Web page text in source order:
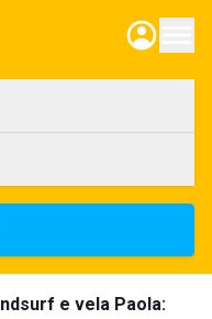
e vela Paola: